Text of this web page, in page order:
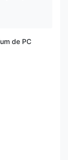
de PC